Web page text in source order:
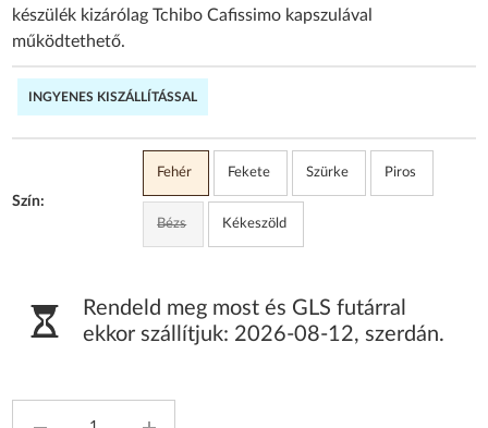
készülék kizárólag Tchibo Cafissimo kapszulával
működtethető.
INGYENES KISZÁLLÍTÁSSAL
Szín:
Fehér Fekete Szürke Piros
Bézs Kékeszöld
Rendeld meg most és GLS futárral
ekkor szállítjuk: 2026-08-12, szerdán.